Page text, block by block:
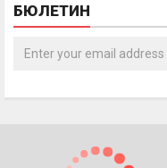
БЮЛЕТИН